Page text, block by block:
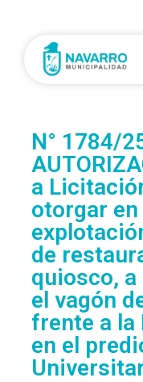
N° 1784/
a
otorgar
de
quiosco,
el vagón
frente a la
en el